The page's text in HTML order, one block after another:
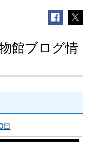
館ブログ情
日